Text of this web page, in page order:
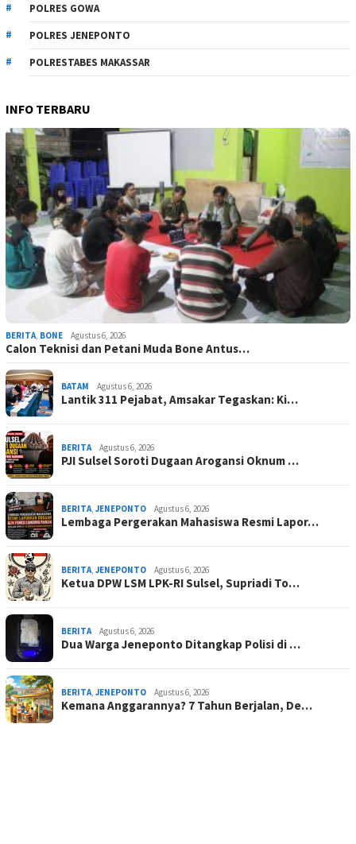
POLRES GOWA
POLRES JENEPONTO
POLRESTABES MAKASSAR
INFO TERBARU
BERITA, BONE Agustus 6, 2026
Calon Teknisi dan Petani Muda Bone Antus…
BATAM Agustus 6, 2026
Lantik 311 Pejabat, Amsakar Tegaskan: Ki…
BERITA Agustus 6, 2026
PJI Sulsel Soroti Dugaan Arogansi Oknum …
BERITA, JENEPONTO Agustus 6, 2026
Lembaga Pergerakan Mahasiswa Resmi Lapor…
BERITA, JENEPONTO Agustus 6, 2026
Ketua DPW LSM LPK-RI Sulsel, Supriadi To…
BERITA Agustus 6, 2026
Dua Warga Jeneponto Ditangkap Polisi di …
BERITA, JENEPONTO Agustus 6, 2026
Kemana Anggarannya? 7 Tahun Berjalan, De…